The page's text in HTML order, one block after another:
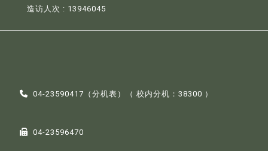
造访人次 : 13946045
04-23590417（分机表 ）（ 校内分机：38300 ）
04-23596470